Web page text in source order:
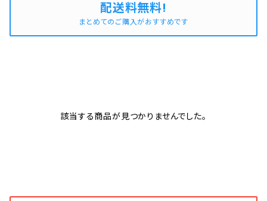
配送料無料!
まとめてのご購入がおすすめです
該当する商品が見つかりませんでした。